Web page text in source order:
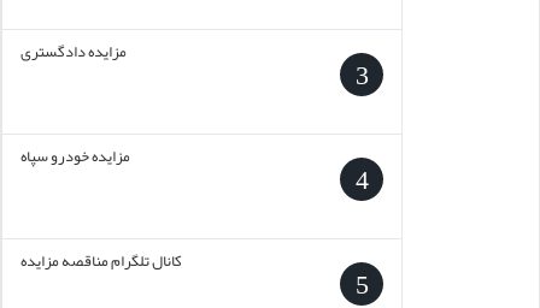
3 مزایده دادگستری
4 مزایده خودرو سپاه
5 کانال تلگرام مناقصه مزایده